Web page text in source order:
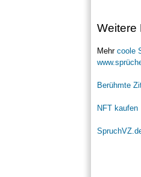
Weitere
Mehr coole
Berühmte
NFT kaufen